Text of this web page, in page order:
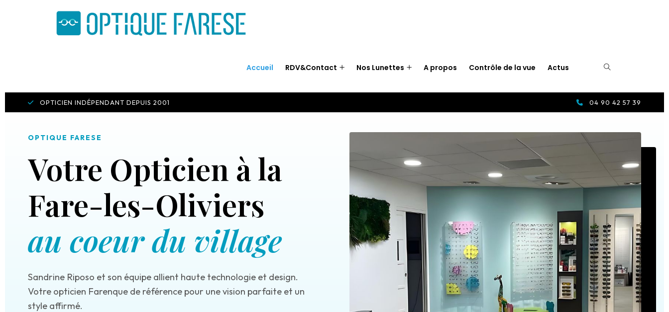
Accueil RDV&Contact Nos Lunettes A propos Contrôle de la vue Actus
OPTICIEN INDÉPENDANT DEPUIS 2001 04 90 42 57 39
OPTIQUE FARESE
Votre Opticien à la
Fare-les-Oliviers
au coeur du village
Sandrine Riposo et son équipe allient haute technologie et design.
Votre opticien Farenque de référence pour une vision parfaite et un
style affirmé.